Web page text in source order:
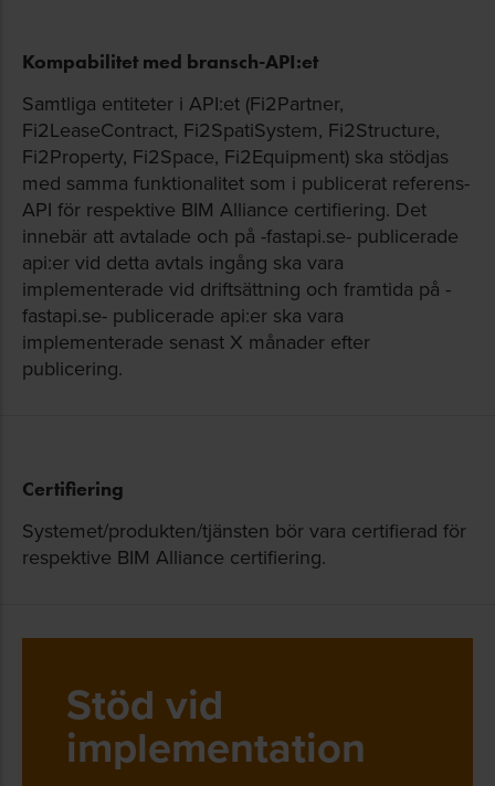
Kompabilitet med bransch-API:et
Samtliga entiteter i API:et (Fi2Partner,
Fi2LeaseContract, Fi2SpatiSystem, Fi2Structure,
Fi2Property, Fi2Space, Fi2Equipment) ska stödjas
med samma funktionalitet som i publicerat referens-
API för respektive BIM Alliance certifiering. Det
innebär att avtalade och på -fastapi.se- publicerade
api:er vid detta avtals ingång ska vara
implementerade vid driftsättning och framtida på -
fastapi.se- publicerade api:er ska vara
implementerade senast X månader efter
publicering.
Certifiering
Systemet/produkten/tjänsten bör vara certifierad för
respektive BIM Alliance certifiering.
Stöd vid
implementation